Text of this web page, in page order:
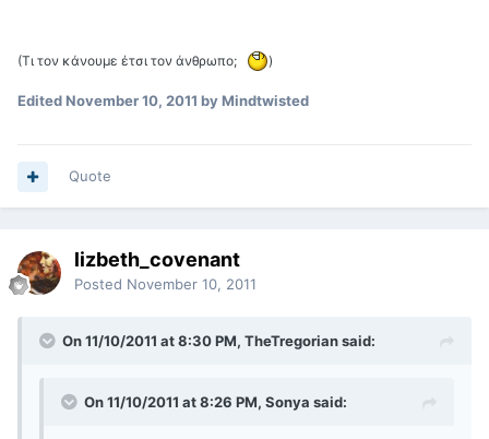
(Τι τον κάνουμε έτσι τον άνθρωπο; )
EditedNovember 10, 2011 by Mindtwisted
Quote
lizbeth_covenant
Posted November 10, 2011
On 11/10/2011 at 8:30 PM, TheTregorian said:
On 11/10/2011 at 8:26 PM, Sonya said: